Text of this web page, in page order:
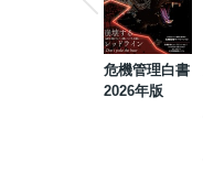
危機管理白書
2026年版